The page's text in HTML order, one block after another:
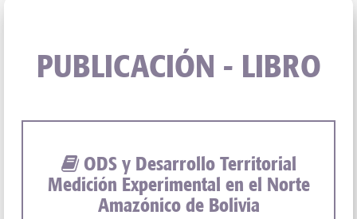
PUBLICACIÓN - LIBRO
ODS y Desarrollo Territorial
Medición Experimental en el Norte
Amazónico de Bolivia